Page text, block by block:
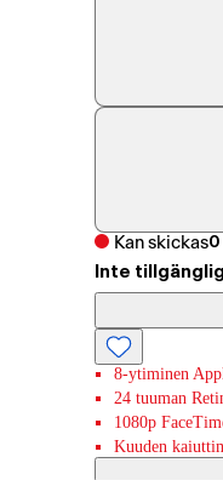
Kan skickas0
Inte tillgänglig
8-ytiminen
24 tuuman
1080p
Kuuden